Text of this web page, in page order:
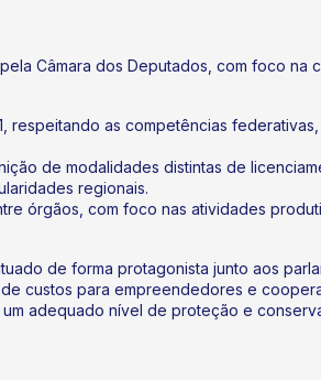
Câmara dos Deputados, com foco na
respeitando as competências
de modalidades distintas de
regionais.
órgãos, com foco nas atividades
de forma protagonista junto aos
custos para empreendedores e
adequado nível de proteção e